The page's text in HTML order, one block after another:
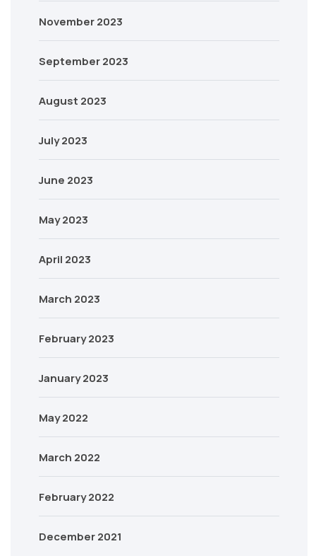
November 2023
September 2023
August 2023
July 2023
June 2023
May 2023
April 2023
March 2023
February 2023
January 2023
May 2022
March 2022
February 2022
December 2021